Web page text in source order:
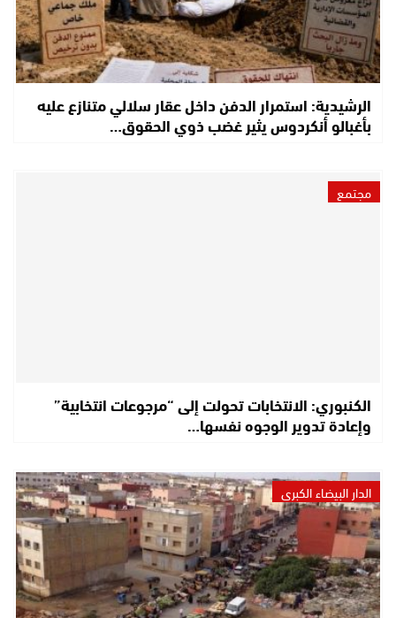
الرشيدية: استمرار الدفن داخل عقار سلالي متنازع عليه
بأغبالو أنكردوس يثير غضب ذوي الحقوق…
مجتمع
الكنبوري: الانتخابات تحولت إلى “مرجوعات انتخابية”
وإعادة تدوير الوجوه نفسها…
الدار البيضاء الكبرى